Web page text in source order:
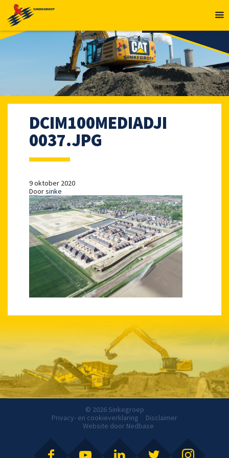
DCIM100MEDIADJI
0037.JPG
9 oktober 2020
Doorsinke
© 2026 Sinkegroep
Privacy- en cookieverklaring
Disclaimer
Website door Nedbase